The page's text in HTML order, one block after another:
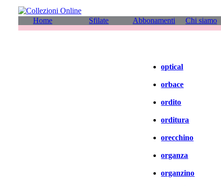
Home Sfilate Abbonamenti Chi siamo
optical
orbace
ordito
orditura
orecchino
organza
organzino